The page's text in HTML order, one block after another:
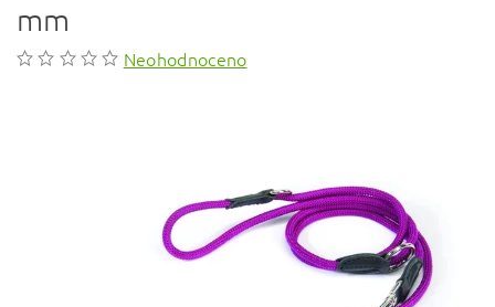
mm
Neohodnoceno